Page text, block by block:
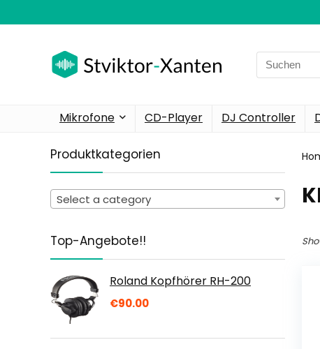
Search
for:
Mikrofone CD-Player DJ Controller
Produktkategorien
Select a category
Top-Angebote!!
Roland Kopfhörer RH-200
€90.00